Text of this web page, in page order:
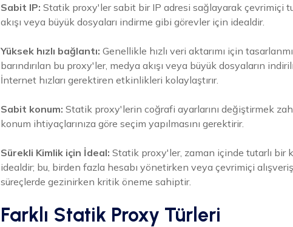
Sabit IP: Statik proxy'ler sabit bir IP adresi sağlayarak çevrimiçi
akışı veya büyük dosyaları indirme gibi görevler için idealdir.
Yüksek hızlı bağlantı: Genellikle hızlı veri aktarımı için
barındırılan bu proxy'ler, medya akışı veya büyük dosyaların
İnternet hızları gerektiren etkinlikleri kolaylaştırır.
Sabit konum: Statik proxy'lerin coğrafi ayarlarını değiştirmek
konum ihtiyaçlarınıza göre seçim yapılmasını gerektirir.
Sürekli Kimlik için İdeal: Statik proxy'ler, zaman içinde tutarlı bir
idealdir; bu, birden fazla hesabı yönetirken veya çevrimiçi alışveriş
süreçlerde gezinirken kritik öneme sahiptir.
Farklı Statik Proxy Türleri